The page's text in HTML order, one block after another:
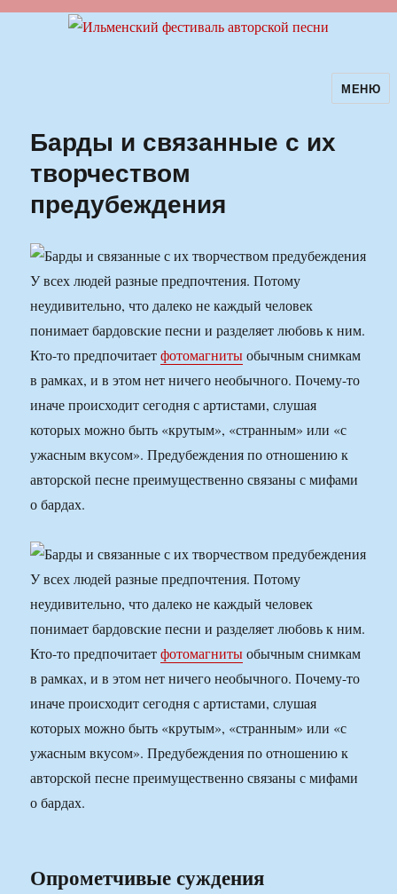
Ильменский фестиваль авторскойМЕНЮ
Барды и связанные с их
творчеством
предубеждения
У всех людей разные предпочтения. Потому
неудивительно, что далеко не каждый человек
понимает бардовские песни и разделяет любовь к ним.
Кто-то предпочитаетфотомагнитыобычным снимкам
в рамках, и в этом нет ничего необычного. Почему-то
иначе происходит сегодня с артистами, слушая
которых можно быть «крутым», «странным» или «с
ужасным вкусом». Предубеждения по отношению к
авторской песне преимущественно связаны с мифами
о бардах.
У всех людей разные предпочтения. Потому
неудивительно, что далеко не каждый человек
понимает бардовские песни и разделяет любовь к ним.
Кто-то предпочитаетфотомагнитыобычным снимкам
в рамках, и в этом нет ничего необычного. Почему-то
иначе происходит сегодня с артистами, слушая
которых можно быть «крутым», «странным» или «с
ужасным вкусом». Предубеждения по отношению к
авторской песне преимущественно связаны с мифами
о бардах.
Опрометчивые суждения